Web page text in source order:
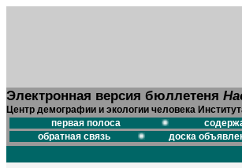
Электронная версия бюллетеня
Центр демографии и экологии человека
первая полоса
обратная связь
доска